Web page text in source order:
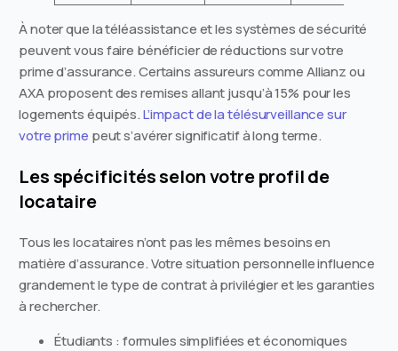
À noter que la téléassistance et les systèmes de sécurité
peuvent vous faire bénéficier de réductions sur votre
prime d’assurance. Certains assureurs comme Allianz ou
AXA proposent des remises allant jusqu’à 15% pour les
logements équipés.L’impact de la télésurveillance sur
votre prime peut s’avérer significatif à long terme.
Les spécificités selon votre profil de
locataire
Tous les locataires n’ont pas les mêmes besoins en
matière d’assurance. Votre situation personnelle influence
grandement le type de contrat à privilégier et les garanties
à rechercher.
Étudiants : formules simplifiées et économiques